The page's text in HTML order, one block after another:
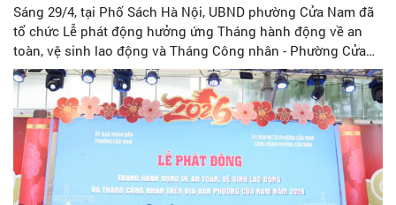
Sáng 29/4, tại Phố Sách Hà Nội, UBND phường Cửa Nam đã
tổ chức Lễ phát động hưởng ứng Tháng hành động về an
toàn, vệ sinh lao động và Tháng Công nhân - Phường Cửa
Nam năm 2026.